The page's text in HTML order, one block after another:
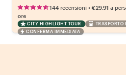
144 recensioni • €29.91 a
ore
CITY HIGHLIGHT TOUR
TRASPORTO
CONFERMA IMMEDIATA